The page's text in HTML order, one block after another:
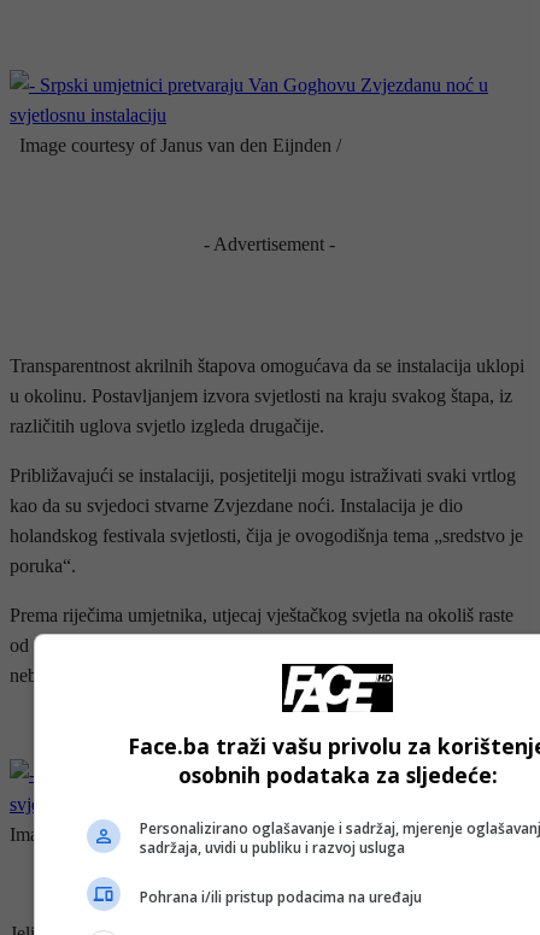
Image courtesy of Janus van den Eijnden /
- Advertisement -
Transparentnost akrilnih štapova omogućava da se instalacija uklopi
u okolinu. Postavljanjem izvora svjetlosti na kraju svakog štapa, iz
različitih uglova svjetlo izgleda drugačije.
Približavajući se instalaciji, posjetitelji mogu istraživati svaki vrtlog
kao da su svjedoci stvarne Zvjezdane noći. Instalacija je dio
holandskog festivala svjetlosti, čija je ovogodišnja tema „sredstvo je
poruka“.
Prema riječima umjetnika, utjecaj vještačkog svjetla na okoliš raste
od kraja 19. stoljeća, čineći gotovo nemogućim vidjeti zvijezde na
nebu, iz urbanih sredina kao što je Amsterdam.
Image courtesy of Janus van den Eijnden /
Face.ba traži vašu privolu za
osobnih podataka za sljedeće:
Personalizirano oglašavanje i sadržaj, mjerenje
sadržaja, uvidi u publiku i razvoj usluga
Pohrana i/ili pristup podacima na uređaju